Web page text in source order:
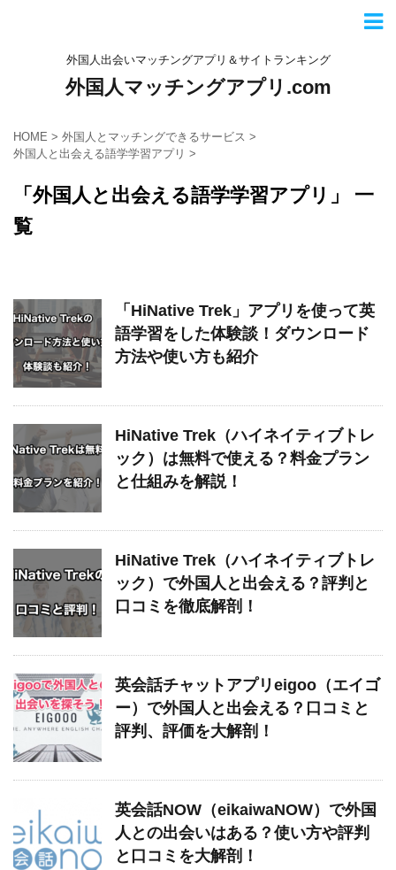
外国人出会いマッチングアプリ＆サイトランキング
外国人マッチングアプリ.com
HOME > 外国人とマッチングできるサービス >
外国人と出会える語学学習アプリ >
「外国人と出会える語学学習アプリ」 一
覧
「HiNative Trek」アプリを使って英
語学習をした体験談！ダウンロード
方法や使い方も紹介
HiNative Trek（ハイネイティブトレ
ック）は無料で使える？料金プラン
と仕組みを解説！
HiNative Trek（ハイネイティブトレ
ック）で外国人と出会える？評判と
口コミを徹底解剖！
英会話チャットアプリeigoo（エイゴ
ー）で外国人と出会える？口コミと
評判、評価を大解剖！
英会話NOW（eikaiwaNOW）で外国
人との出会いはある？使い方や評判
と口コミを大解剖！